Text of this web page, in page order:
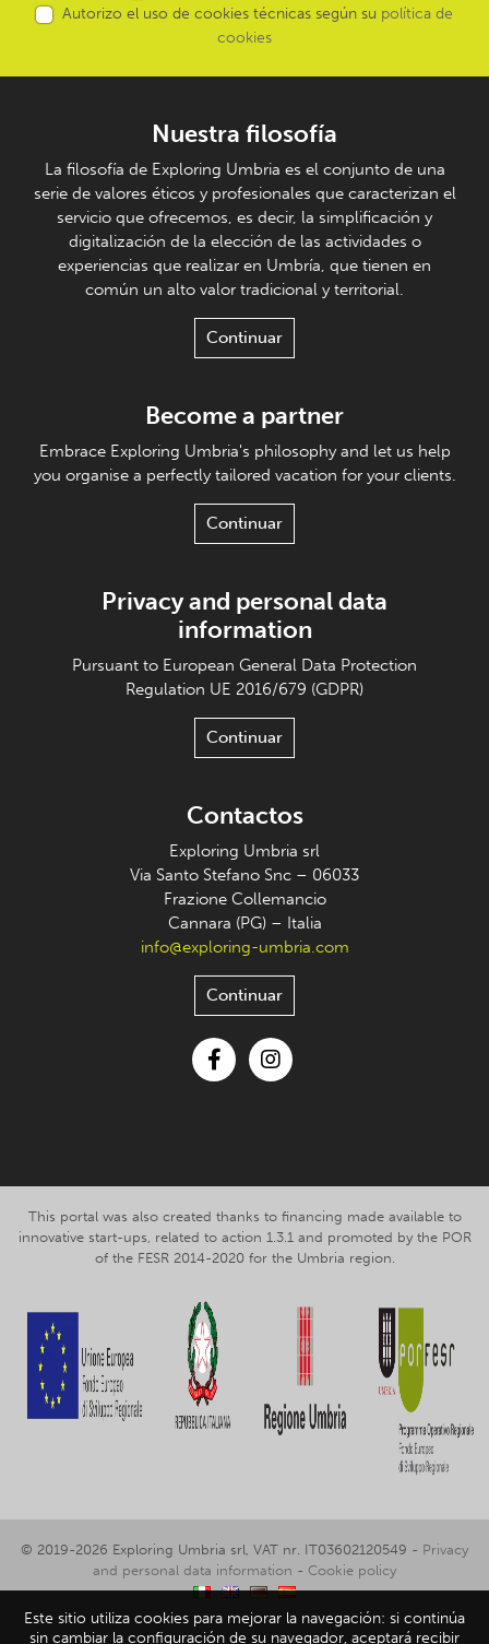
Autorizo el uso de cookies técnicas según su política de
cookies
Nuestra filosofía
La filosofía de Exploring Umbria es el conjunto de una
serie de valores éticos y profesionales que caracterizan el
servicio que ofrecemos, es decir, la simplificación y
digitalización de la elección de las actividades o
experiencias que realizar en Umbría, que tienen en
común un alto valor tradicional y territorial.
Continuar
Become a partner
Embrace Exploring Umbria's philosophy and let us help
you organise a perfectly tailored vacation for your clients.
Continuar
Privacy and personal data
information
Pursuant to European General Data Protection
Regulation UE 2016/679 (GDPR)
Continuar
Contactos
Exploring Umbria srl
Via Santo Stefano Snc – 06033
Frazione Collemancio
Cannara (PG) – Italia
info@exploring-umbria.com
Continuar
This portal was also created thanks to financing made available to
innovative start-ups, related to action 1.3.1 and promoted by the POR
of the FESR 2014-2020 for the Umbria region.
© 2019-2026 Exploring Umbria srl, VAT nr. IT03602120549 - Privacy
and personal data information - Cookie policy
Este sitio utiliza cookies para mejorar la navegación: si continúa
sin cambiar la configuración de su navegador, aceptará recibir